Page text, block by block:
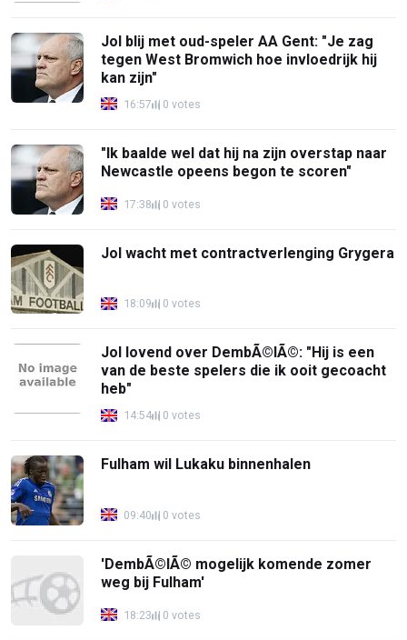
Jol blij met oud-speler AA Gent: "Je zag
tegen West Bromwich hoe invloedrijk hij
kan zijn"
16:57 0 votes
"Ik baalde wel dat hij na zijn overstap naar
Newcastle opeens begon te scoren"
17:38 0 votes
Jol wacht met contractverlenging Grygera
18:09 0 votes
Jol lovend over DembÃ©lÃ©: "Hij is een
van de beste spelers die ik ooit gecoacht
heb"
14:54 0 votes
Fulham wil Lukaku binnenhalen
09:40 0 votes
'DembÃ©lÃ© mogelijk komende zomer
weg bij Fulham'
18:23 0 votes